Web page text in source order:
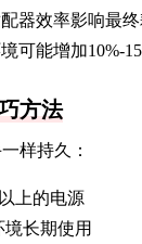
配器效率影响最
境可能增加10%-
方法
样持久：
上的电源
长期使用